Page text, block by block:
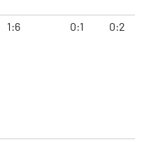
1:6 0:1 0:2